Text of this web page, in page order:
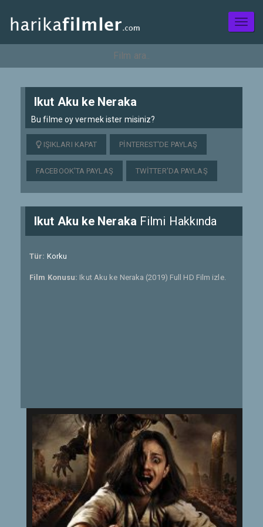
Ikut Aku ke Neraka
Bu filme oy vermek ister misiniz?
IŞIKLARI KAPAT PINTEREST'DE PAYLAŞ
FACEBOOK'TA PAYLAŞ TWITTER'DA PAYLAŞ
Ikut Aku ke Neraka Filmi Hakkında
Tür: Korku
Film Konusu: Ikut Aku ke Neraka (2019) Full HD Film izle.